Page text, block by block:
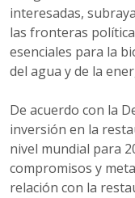
interesadas,
las fronteras
esenciales para la
del agua y de la
De acuerdo con la
inversión en la
nivel mundial para
compromisos y
relación con la